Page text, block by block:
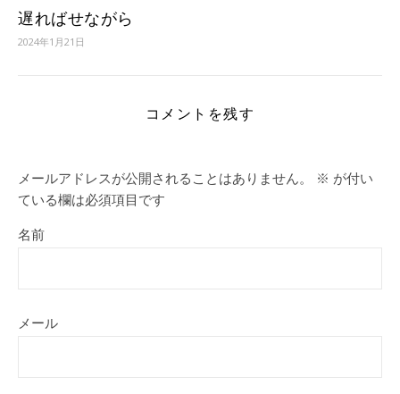
遅ればせながら
2024年1月21日
コメントを残す
メールアドレスが公開されることはありません。 ※ が付い
ている欄は必須項目です
名前
メール